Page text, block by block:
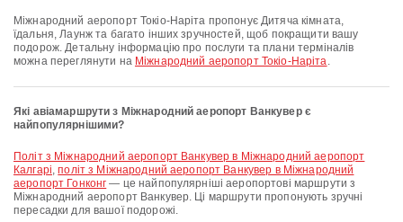
Міжнародний аеропорт Токіо-Наріта пропонує Дитяча кімната,
їдальня, Лаунж та багато інших зручностей, щоб покращити вашу
подорож. Детальну інформацію про послуги та плани терміналів
можна переглянути на Міжнародний аеропорт Токіо-Наріта.
Які авіамаршрути з Міжнародний аеропорт Ванкувер є
найпопулярнішими?
політ з Міжнародний аеропорт Ванкувер в Міжнародний аеропорт
Калгарі,політ з Міжнародний аеропорт Ванкувер в Міжнародний
аеропорт Гонконг — це найпопулярніші аеропортові маршрути з
Міжнародний аеропорт Ванкувер. Ці маршрути пропонують зручні
пересадки для вашої подорожі.